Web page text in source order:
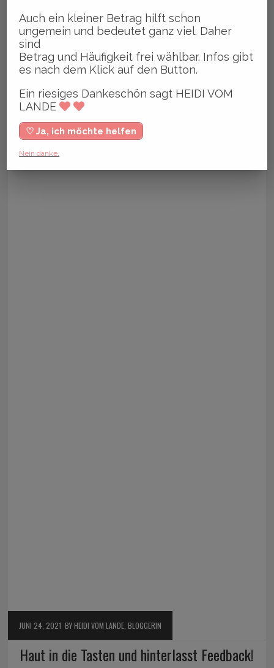
JUNI 24, 2021 BY HEIDI VOM LANDE, BLOGGERIN
Haut in die Tasten und hinterlasst Feedback!
Auch ein kleiner Betrag hilft schon
ungemein und bedeutet ganz viel. Daher
sind
Betrag und Häufigkeit frei wählbar. Infos gibt
es nach dem Klick auf den Button.
Ein riesiges Dankeschön sagt HEIDI VOM
LANDE
♡ Ja, ich möchte helfen
Nein danke.